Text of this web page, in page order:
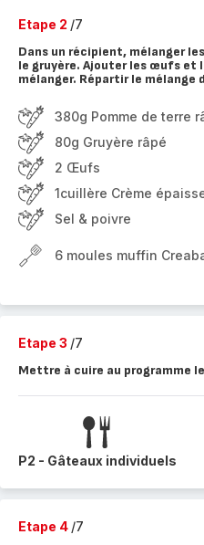
Etape 2 /7
Dans un récipient, mélanger
le gruyère. Ajouter les œufs et
mélanger. Répartir le mélange
380g Pomme de terre
80g Gruyère râpé
2 Œufs
1cuillère Crème
Sel & poivre
6 moules muffin
Etape 3 /7
Mettre à cuire au programme
P2 - Gâteaux individuels
Etape 4 /7